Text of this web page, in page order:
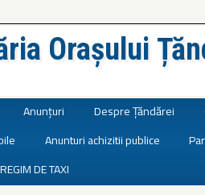
Orașului
Anunțuri Despre Țăndărei
Anunturi achizitii publice
DE TAXI